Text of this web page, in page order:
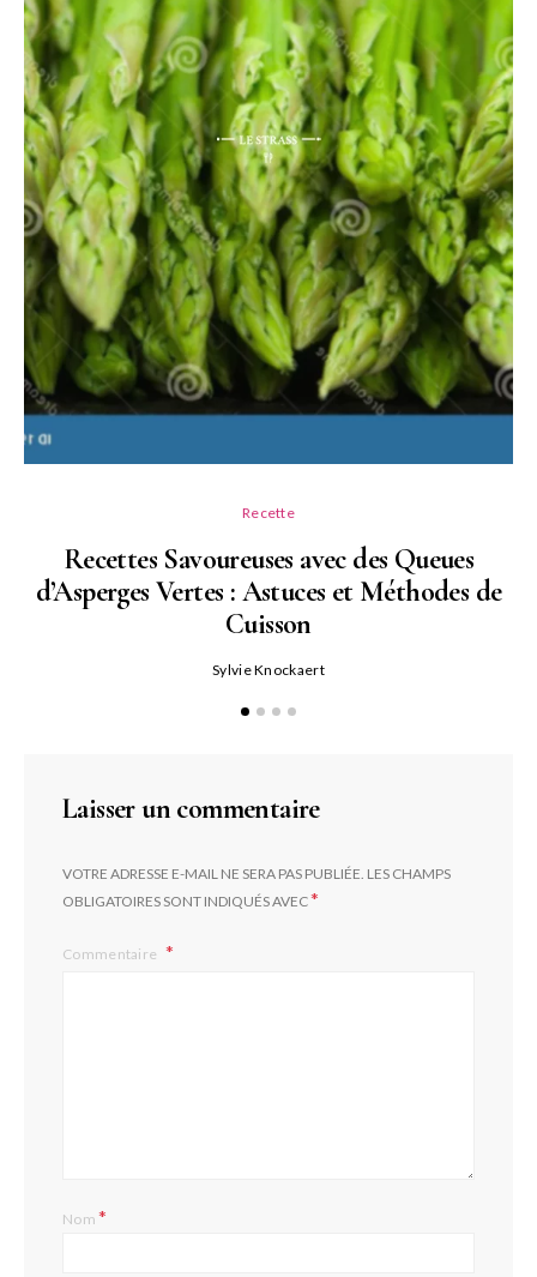
Recette
Recettes Savoureuses avec des Queues
d’Asperges Vertes : Astuces et Méthodes de
Cuisson
Sylvie Knockaert
Laisser un commentaire
VOTRE ADRESSE E-MAIL NE SERA PAS PUBLIÉE. LES CHAMPS
OBLIGATOIRES SONT INDIQUÉS AVEC*
Commentaire
Nom*